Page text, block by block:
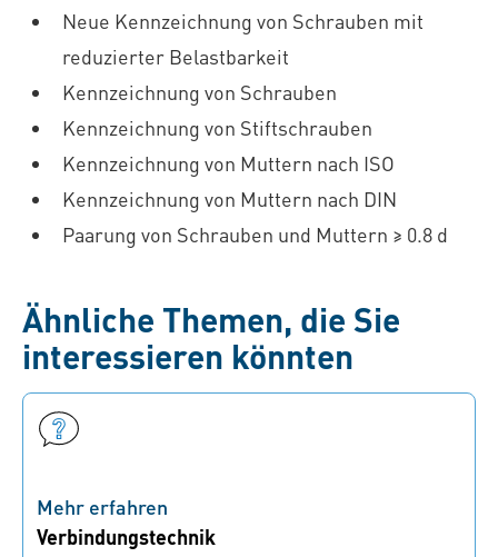
Neue Kennzeichnung von Schrauben mit
reduzierter Belastbarkeit
Kennzeichnung von Schrauben
Kennzeichnung von Stiftschrauben
Kennzeichnung von Muttern nach ISO
Kennzeichnung von Muttern nach DIN
Paarung von Schrauben und Muttern ≥ 0.8 d
Ähnliche Themen, die Sie
interessieren könnten
Mehr erfahren
Verbindungstechnik